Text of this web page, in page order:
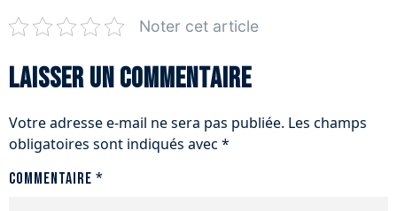
Noter cet article
Laisser un commentaire
Votre adresse e-mail ne sera pas publiée. Les champs
obligatoires sont indiqués avec *
Commentaire *